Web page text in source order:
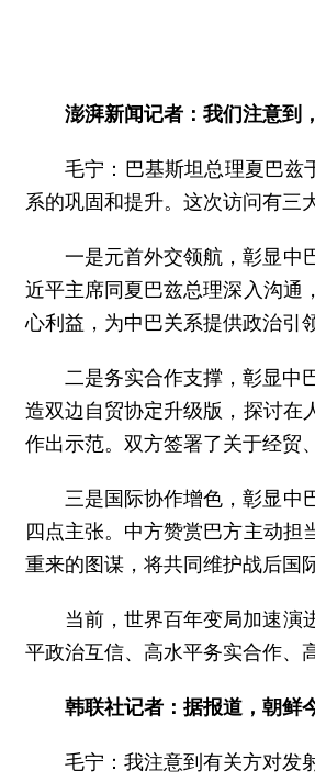
澎湃新闻记者：我们注意到
毛宁：巴基斯坦总理夏巴兹
系的巩固和提升。这次访问有三
一是元首外交领航，彰显中
近平主席同夏巴兹总理深入沟通
心利益，为中巴关系提供政治引
二是务实合作支撑，彰显中
造双边自贸协定升级版，探讨在
作出示范。双方签署了关于经贸
三是国际协作增色，彰显中
四点主张。中方赞赏巴方主动
重来的图谋，将共同维护战后国
当前，世界百年变局加速演
平政治互信、高水平务实合作、
韩联社记者：据报道，朝鲜
毛宁：我注意到有关方对发